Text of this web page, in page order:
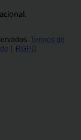
Termos de
RGPD